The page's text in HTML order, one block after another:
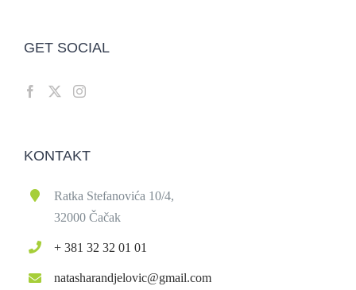
GET SOCIAL
KONTAKT
Ratka Stefanovića 10/4,
32000 Čačak
+ 381 32 32 01 01
natasharandjelovic@gmail.com